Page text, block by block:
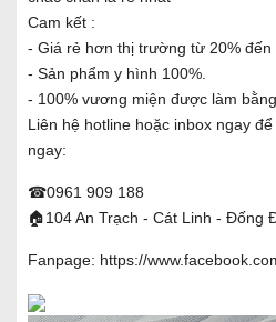
Cam kết :
- Giá rẻ hơn thị trường từ 20% đến
- Sản phẩm y hình 100%.
- 100% vương miện được làm
Liên hệ hotline hoặc inbox ngay
ngay:
☎0961 909 188
🏠104 An Trạch - Cát Linh - Đống
Fanpage: https://